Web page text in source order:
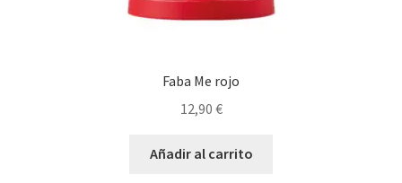
Faba Me rojo
12,90 €
Añadir al carrito